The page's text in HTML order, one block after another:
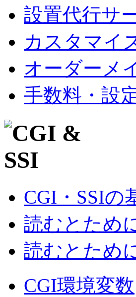
設置代行サ
カスタマイ
オーダーメ
手数料・設
CGI・SSIの
読むとため
読むとため
CGI環境変数